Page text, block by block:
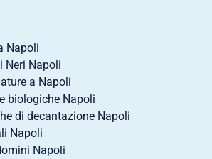
Napoli
Neri Napoli
a Napoli
biologiche Napoli
di decantazione Napoli
Napoli
Napoli